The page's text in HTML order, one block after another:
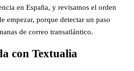
en España, y revisamos el orden
empezar, porque detectar un paso
de correo transatlántico.
con Textualia